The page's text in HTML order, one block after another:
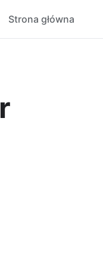
Strona główna